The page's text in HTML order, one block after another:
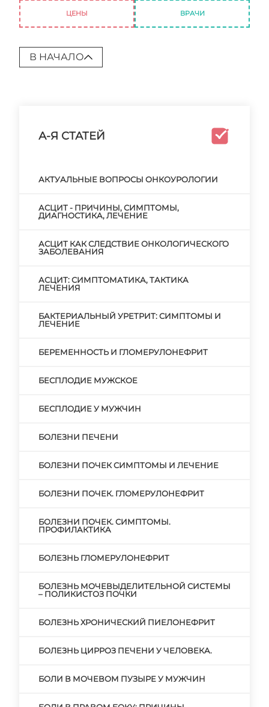
ЦЕНЫ ВРАЧИ
В НАЧАЛО
А-Я СТАТЕЙ
АКТУАЛЬНЫЕ ВОПРОСЫ ОНКОУРОЛОГИИ
АСЦИТ - ПРИЧИНЫ, СИМПТОМЫ,
ДИАГНОСТИКА, ЛЕЧЕНИЕ
АСЦИТ КАК СЛЕДСТВИЕ ОНКОЛОГИЧЕСКОГО
ЗАБОЛЕВАНИЯ
АСЦИТ: СИМПТОМАТИКА, ТАКТИКА
ЛЕЧЕНИЯ
БАКТЕРИАЛЬНЫЙ УРЕТРИТ: СИМПТОМЫ И
ЛЕЧЕНИЕ
БЕРЕМЕННОСТЬ И ГЛОМЕРУЛОНЕФРИТ
БЕСПЛОДИЕ МУЖСКОЕ
БЕСПЛОДИЕ У МУЖЧИН
БОЛЕЗНИ ПЕЧЕНИ
БОЛЕЗНИ ПОЧЕК СИМПТОМЫ И ЛЕЧЕНИЕ
БОЛЕЗНИ ПОЧЕК. ГЛОМЕРУЛОНЕФРИТ
БОЛЕЗНИ ПОЧЕК. СИМПТОМЫ.
ПРОФИЛАКТИКА
БОЛЕЗНЬ ГЛОМЕРУЛОНЕФРИТ
БОЛЕЗНЬ МОЧЕВЫДЕЛИТЕЛЬНОЙ СИСТЕМЫ
– ПОЛИКИСТОЗ ПОЧКИ
БОЛЕЗНЬ ХРОНИЧЕСКИЙ ПИЕЛОНЕФРИТ
БОЛЕЗНЬ ЦИРРОЗ ПЕЧЕНИ У ЧЕЛОВЕКА.
БОЛИ В МОЧЕВОМ ПУЗЫРЕ У МУЖЧИН